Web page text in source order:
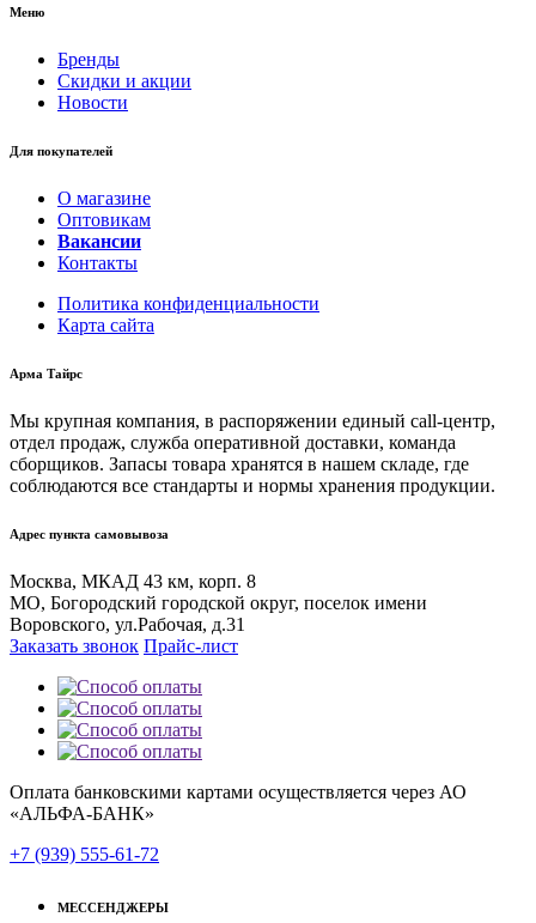
Меню
Бренды
Скидки и акции
Новости
Для покупателей
О магазине
Оптовикам
Вакансии
Контакты
Политика конфиденциальности
Карта сайта
Арма Тайрс
Мы крупная компания, в распоряжении единый call-центр,
отдел продаж, служба оперативной доставки, команда
сборщиков. Запасы товара хранятся в нашем складе, где
соблюдаются все стандарты и нормы хранения продукции.
Адрес пункта самовывоза
Москва, МКАД 43 км, корп. 8
МО, Богородский городской округ, поселок имени
Воровского, ул.Рабочая, д.31
Заказать звонок Прайс-лист
Оплата банковскими картами осуществляется через АО
«АЛЬФА-БАНК»
+7 (939) 555-61-72
МЕССЕНДЖЕРЫ